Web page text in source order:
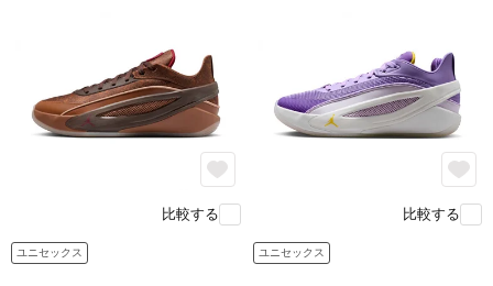
比較する
ユニセックス
比較する
ユニセックス